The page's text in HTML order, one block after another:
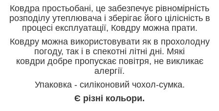
Ковдра простьобані, це забезпечує рівномірність
розподілу утеплювача і зберігає його цілісність в
процесі експлуатації, Ковдру можна прати.
Ковдру можна використовувати як в прохолодну
погоду, так і в спекотні літні дні. Мякі
ковдри добре пропускає повітря, не викликає
алергії.
Упаковка - силіконовий чохол-сумка.
Є різні кольори.